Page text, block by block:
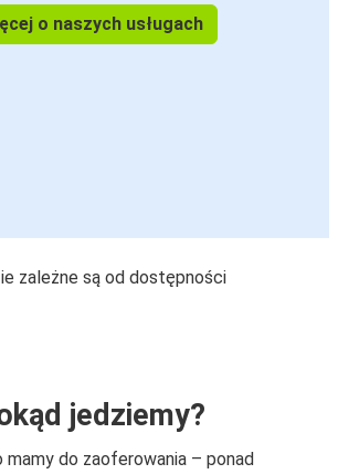
o naszych usługach
zależne są od dostępności
jedziemy?
mamy do zaoferowania – ponad